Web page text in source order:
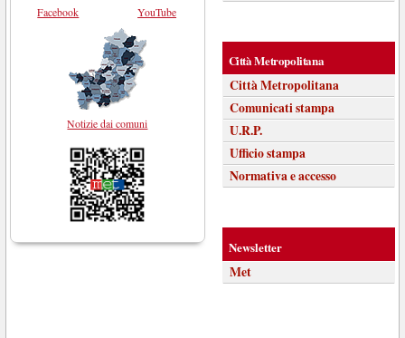
Facebook YouTube
Notizie dai comuni
Città Metropolitana
Città Metropolitana
Comunicati stampa
U.R.P.
Ufficio stampa
Normativa e accesso
Newsletter
Met